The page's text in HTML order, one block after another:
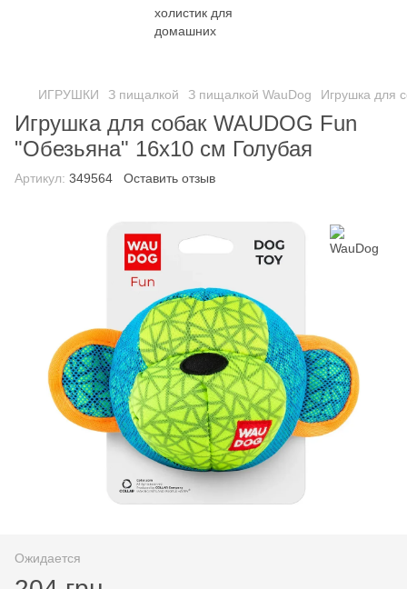
ИГРУШКИ З пищалкой З пищалкой WauDog Игрушка для
Игрушка для собак WAUDOG Fun
"Обезьяна" 16х10 см Голубая
Артикул: 349564 Оставить отзыв
Ожидается